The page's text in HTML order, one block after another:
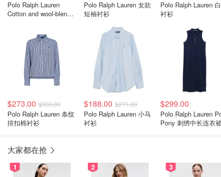
Polo Ralph Lauren
Cotton and wool-blend
Polo Ralph Lauren 女款
短袖衬衫
Polo Ralph Lauren
衬衫
$273.00 $300.00
Polo Ralph Lauren 条纹
排扣棉衬衫
$188.00 $271.00
Polo Ralph Lauren 小马
衬衫
$299.00
Polo Ralph Lauren
Pony 刺绣中长连衣
大家都在抢
1 2 3